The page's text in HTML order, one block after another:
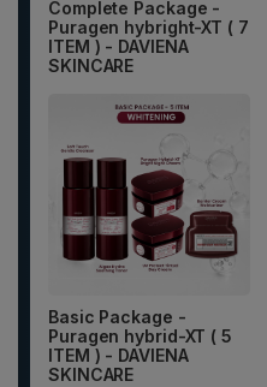
Complete Package -
Puragen hybright-XT ( 7
ITEM ) - DAVIENA
SKINCARE
Basic Package -
Puragen hybrid-XT ( 5
ITEM ) - DAVIENA
SKINCARE